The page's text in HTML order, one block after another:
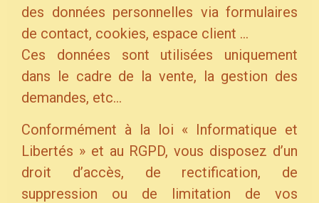
des données personnelles via formulaires
de contact, cookies, espace client …
Ces données sont utilisées uniquement
dans le cadre de la vente, la gestion des
demandes, etc…
Conformément à la loi « Informatique et
Libertés » et au RGPD, vous disposez d’un
droit d’accès, de rectification, de
suppression ou de limitation de vos